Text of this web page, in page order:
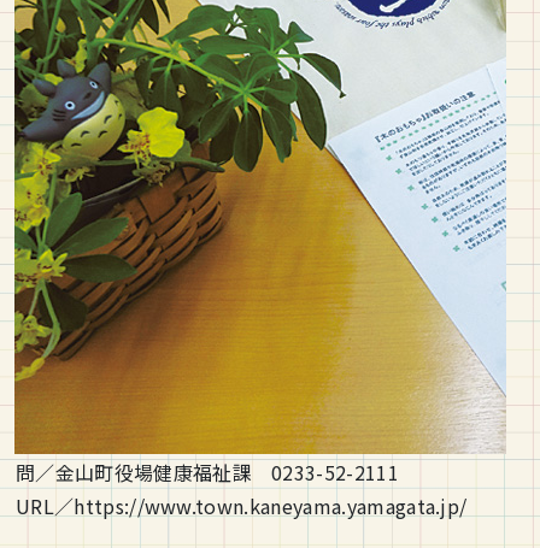
問／金山町役場健康福祉課 0233-52-2111
URL／https://www.town.kaneyama.yamagata.jp/